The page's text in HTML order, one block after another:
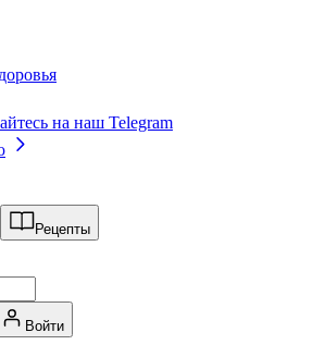
на наш Telegram
Рецепты
Войти